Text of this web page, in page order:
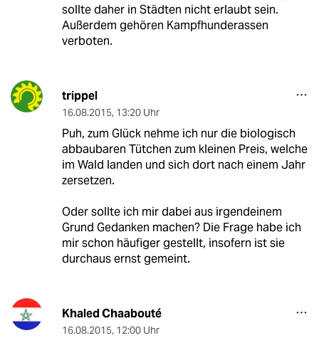
sollte daher in Städten nicht erlaubt sein.
Außerdem gehören Kampfhunderassen
verboten.
trippel
16.08.2015, 13:20 Uhr
Puh, zum Glück nehme ich nur die biologisch
abbaubaren Tütchen zum kleinen Preis, welche
im Wald landen und sich dort nach einem Jahr
zersetzen.
Oder sollte ich mir dabei aus irgendeinem
Grund Gedanken machen? Die Frage habe ich
mir schon häufiger gestellt, insofern ist sie
durchaus ernst gemeint.
Khaled Chaabouté
16.08.2015, 12:00 Uhr